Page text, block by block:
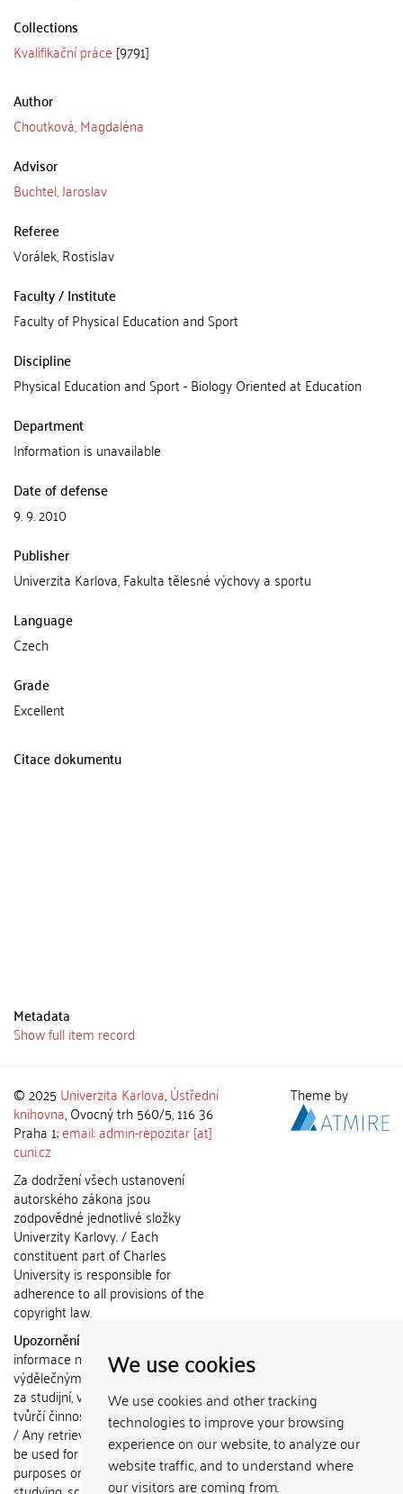
We use cookies
We use cookies and other tracking
technologies to improve your browsing
experience on our website, to analyze our
website traffic, and to understand where
our visitors are coming from.
Collections
Kvalifikační práce [9791]
Author
Choutková, Magdaléna
Advisor
Buchtel, Jaroslav
Referee
Vorálek, Rostislav
Faculty / Institute
Faculty of Physical Education and Sport
Discipline
Physical Education and Sport - Biology Oriented at Education
Department
Information is unavailable
Date of defense
9. 9. 2010
Publisher
Univerzita Karlova, Fakulta tělesné výchovy a sportu
Language
Czech
Grade
Excellent
Citace dokumentu
Metadata
Show full item record
© 2025 Univerzita Karlova,Ústřední
knihovna, Ovocný trh 560/5, 116 36
Praha 1;email: admin-repozitar [at]
cuni.cz
Za dodržení všech ustanovení
autorského zákona jsou
zodpovědné jednotlivé složky
Univerzity Karlovy. / Each
constituent part of Charles
University is responsible for
adherence to all provisions of the
copyright law.
Upozornění / Notice:
informace nemohou být použity k
výdělečným účelům nebo vydávány
za studijní, vědeckou nebo jinou
tvůrčí činnost jiné osoby než autora.
/ Any retrieved information shall not
be used for any commercial
purposes or claimed as results of
Theme by